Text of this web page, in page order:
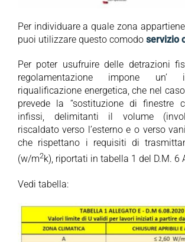
Per individuare a quale zona
puoi utilizzare questo comodo servizio
Per poter usufruire delle detrazioni
regolamentazione impone un’
riqualificazione energetica, che nel
prevede la “sostituzione di finestre
infissi, delimitanti il volume
riscaldato verso l’esterno e o verso
che rispettano i requisiti di
(w/m2k), riportati in tabella 1 del D.M. 6
Vedi tabella: